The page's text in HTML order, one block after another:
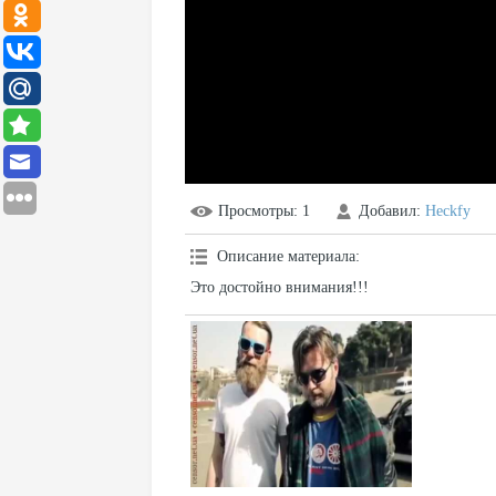
Просмотры: 1 Добавил: Heckfy
Описание материала:
Это достойно внимания!!!